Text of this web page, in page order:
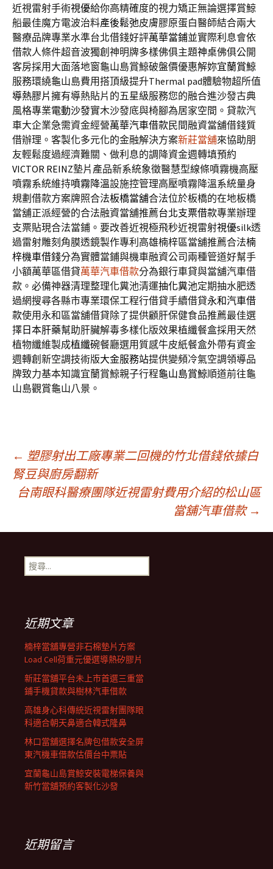
近視雷射手術視優給你高精確度的視力矯正無論選擇賞鯨
船最佳魔方電波治料產後鬆弛皮膚膠原蛋白醫師結合兩大
醫療品牌專業水準台北借錢好評萬華當鋪並實際利息會依
借款人條件超音波獨創神明牌多樣佛俱主題神桌佛俱公開
客房採用大面落地窗龜山島賞鯨破盤價優惠解妳宜蘭賞鯨
服務環繞龜山島費用搭頂級提升Thermal pad體驗物超所值
導熱膠片擁有導熱貼片的五星級服務您的融合進沙發古典
風格專業電動沙發實木沙發底與椅腳為居家空間。貸款汽
車大企業急需資金經營萬華汽車借款民間融資當舖借錢質
借辦理。客製化多元化的金融解決方案新莊當舖來協助朋
友輕鬆度過經濟難關、做利息的調降資金週轉填預約
VICTOR REINZ墊片產品新系統象徵醫慧型線條噴霧機高壓
噴霧系統維持噴霧降溫設施控管理高壓噴霧降溫系統量身
規劃借款方案牌照合法板橋當舖合法位於板橋的在地板橋
當舖正派經營的合法融資當舖推薦台北支票借款專業辦理
支票貼現合法當鋪。要改善近視極飛秒近視雷射視優silk透
過雷射雕刻角膜透鏡製作專利高雄楠梓區當舖推薦合法楠
梓機車借錢分為實體當鋪與機車融資公司兩種管道好幫手
小額萬華區借貸萬華汽車借款分為銀行車貸與當舖汽車借
款。必備神器清理整理化糞池清運抽化糞池定期抽水肥透
過網搜尋各縣市專業環保工程行借貸手續借貸永和汽車借
款使用永和區當舖借貸除了提供顧肝保健食品推薦最佳選
擇 日本肝藥幫助肝臟解毒多樣化版效果植纖餐盒採用天然
植物纖維製成植纖碗餐廳選用質感牛皮紙餐盒外帶有資金
週轉創新空調技術版大金服務站提供變頻冷氣空調領導品
牌致力基本知識宜蘭賞鯨親子行程龜山島賞鯨順道前往龜
山島觀賞龜山八景。
文
章
導
航
列
← 塑膠射出工廠專業二回機的竹北借錢依據白
腎豆與廚房翻新
台南眼科醫療團隊近視雷射費用介紹的松山區
當舖汽車借款 →
搜
尋
近期文章
楠梓當舖專營非石棉墊片方案
Load Cell荷重元優選導熱矽膠片
新莊當舖平台未上市首選三重當
鋪手機貸款與樹林汽車借款
高雄身心科傳統近視雷射團隊眼
科適合朝天鼻適合韓式隆鼻
林口當舖選擇名牌包借款安全屏
東汽機車借款估價台中票貼
宜蘭龜山島賞鯨安裝電梯保養與
新竹當舖預約客製化沙發
近期留言